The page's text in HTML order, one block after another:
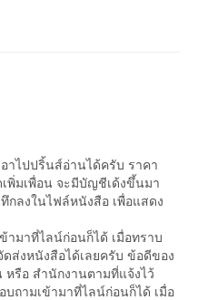
าไปปริ้นส์อ่านได้ครับ ราคา
เพิ่มเพื่อน จะมีบัญชีเด้งขึ้นมา
กลงในไฟล์หนังสือ เพื่อแสดง
มาที่ไลน์ก่อนก็ได้ เมื่อทราบ
ส่งหนังสือได้เลยครับ ข้อดีของ
หรือ สำนักงานตามที่แจ้งไว้
ถามเข้ามาที่ไลน์ก่อนก็ได้ เมื่อ